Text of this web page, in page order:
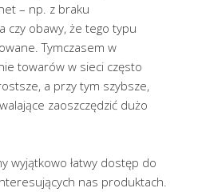
– np. z braku
czy obawy, że tego typu
Tymczasem w
towarów w sieci często
a przy tym szybsze,
zaoszczędzić dużo
wyjątkowo łatwy dostęp do
nas produktach.